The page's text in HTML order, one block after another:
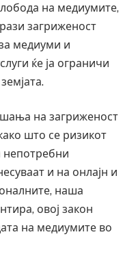
на медиумите,
загриженост
медиуми и
ќе ја ограничи
на загриженост
што се ризикот
непотребни
и на онлајн и
наша
овој закон
на медиумите во